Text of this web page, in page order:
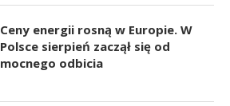
Ceny energii rosną w Europie. W
Polsce sierpień zaczął się od
mocnego odbicia